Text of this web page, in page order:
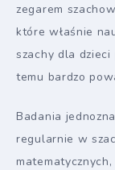
zegarem
które właśnie
szachy dla
temu bardzo
Badania
regularnie w